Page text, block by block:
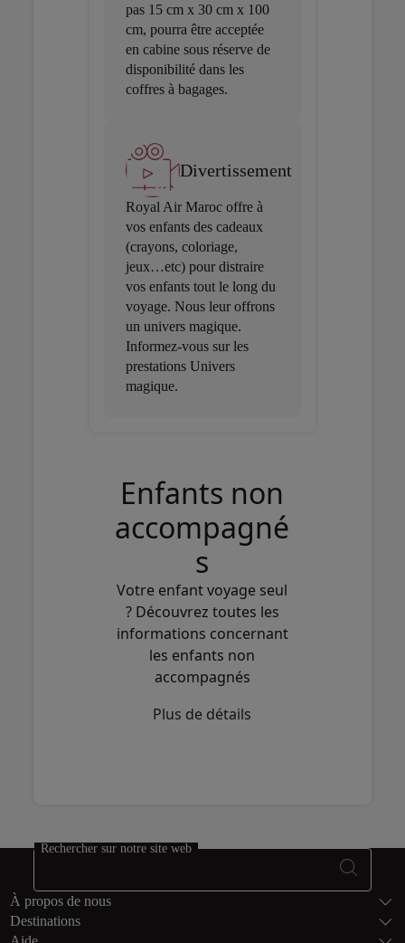
pas 15 cm x 30 cm x 100
cm, pourra être acceptée
en cabine sous réserve de
disponibilité dans les
coffres à bagages.
Divertissement
Royal Air Maroc offre à
vos enfants des cadeaux
(crayons, coloriage,
jeux…etc) pour distraire
vos enfants tout le long du
voyage. Nous leur offrons
un univers magique.
Informez-vous sur les
prestations Univers
magique.
Enfants non
accompagné
s
Votre enfant voyage seul
? Découvrez toutes les
informations concernant
les enfants non
accompagnés
Plus de détails
Bas de page
Rechercher sur notre site web
À propos de nous
Destinations